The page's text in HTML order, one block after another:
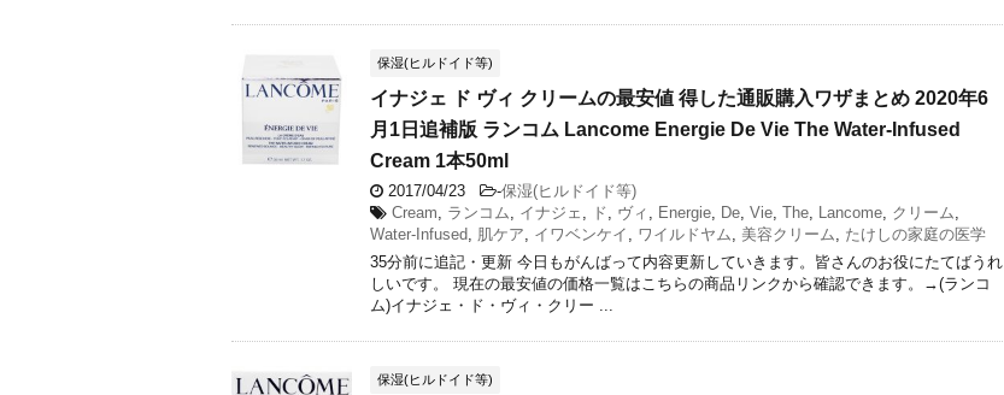
保湿(ヒルドイド等)
イナジェ ド ヴィ クリームの最安値 得した通販購入ワザまとめ 2020年6
月1日追補版 ランコム Lancome Energie De Vie The Water-Infused
Cream 1本50ml
2017/04/23 -保湿(ヒルドイド等)
Cream, ランコム, イナジェ , ド, ヴィ , Energie, De, Vie, The, Lancome, クリーム,
Water-Infused, 肌ケア, イワベンケイ , ワイルドヤム, 美容クリーム, たけしの家庭の医学
35分前に追記・更新 今日もがんばって内容更新していきます。皆さんのお役にたてばうれ
しいです。 現在の最安値の価格一覧はこちらの商品リンクから確認できます。→(ランコ
ム)イナジェ・ド・ヴィ・クリー ...
保湿(ヒルドイド等)